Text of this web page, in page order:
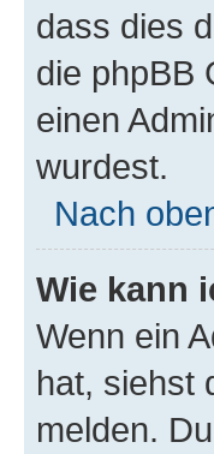
dass dies
die phpBB
einen
wurdest.
Nach
Wie kann
Wenn ein
hat, siehst
melden.